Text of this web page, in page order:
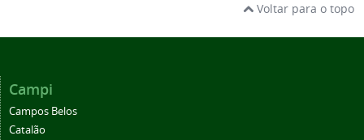
Voltar para o topo
Campi
Campos Belos
Catalão